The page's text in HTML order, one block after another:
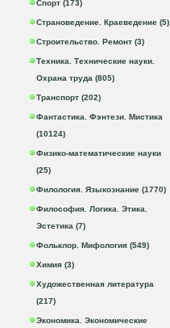
Спорт (173)
Страноведение. Краеведение (5)
Строительство. Ремонт (3)
Техника. Технические науки.
Охрана труда (805)
Транспорт (202)
Фантастика. Фэнтези. Мистика
(10124)
Физико-математические науки
(25)
Филология. Языкознание (1770)
Философия. Логика. Этика.
Эстетика (7)
Фольклор. Мифология (549)
Химия (3)
Художественная литература
(217)
Экономика. Экономические